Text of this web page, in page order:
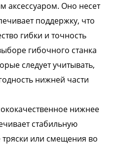
аксессуаром. Оно несет
поддержку, что
гибки и точность
гибочного станка
следует учитывать,
нижней части
нижнее
стабильную
или смещения во